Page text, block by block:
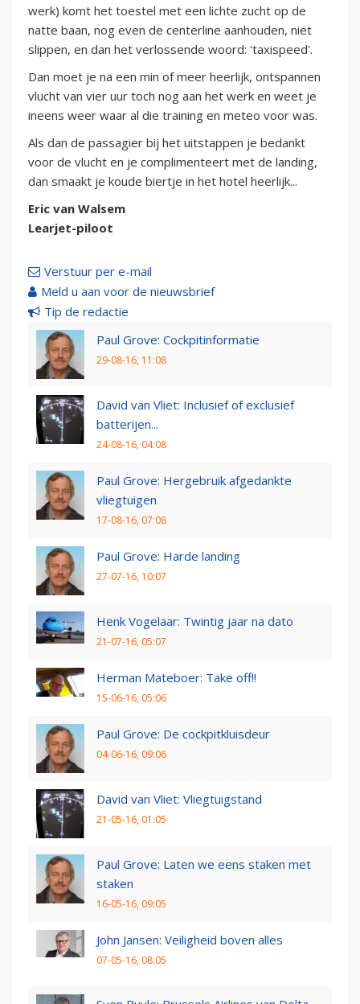
werk) komt het toestel met een lichte zucht op de
natte baan, nog even de centerline aanhouden, niet
slippen, en dan het verlossende woord: 'taxispeed'.
Dan moet je na een min of meer heerlijk, ontspannen
vlucht van vier uur toch nog aan het werk en weet je
ineens weer waar al die training en meteo voor was.
Als dan de passagier bij het uitstappen je bedankt
voor de vlucht en je complimenteert met de landing,
dan smaakt je koude biertje in het hotel heerlijk...
Eric van Walsem
Learjet-piloot
Verstuur per e-mail
Meld u aan voor de nieuwsbrief
Tip de redactie
Paul Grove: Cockpitinformatie
29-08-16, 11:08
David van Vliet: Inclusief of exclusief
batterijen...
24-08-16, 04:08
Paul Grove: Hergebruik afgedankte
vliegtuigen
17-08-16, 07:08
Paul Grove: Harde landing
27-07-16, 10:07
Henk Vogelaar: Twintig jaar na dato
21-07-16, 05:07
Herman Mateboer: Take off!!
15-06-16, 05:06
Paul Grove: De cockpitkluisdeur
04-06-16, 09:06
David van Vliet: Vliegtuigstand
21-05-16, 01:05
Paul Grove: Laten we eens staken met
staken
16-05-16, 09:05
John Jansen: Veiligheid boven alles
07-05-16, 08:05